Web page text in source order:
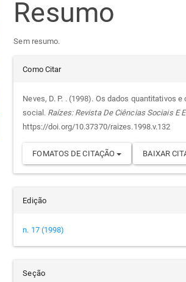
artigo
principal
Resumo
Sem resumo.
Detalhes
do
artigo
Como Citar
Neves, D. P. . (1998). Os dados quantitativos
social. Raízes: Revista De Ciências Sociais E
https://doi.org/10.37370/raizes.1998.v.132
FOMATOS DE CITAÇÃO BAIXAR
Edição
n. 17 (1998)
Seção